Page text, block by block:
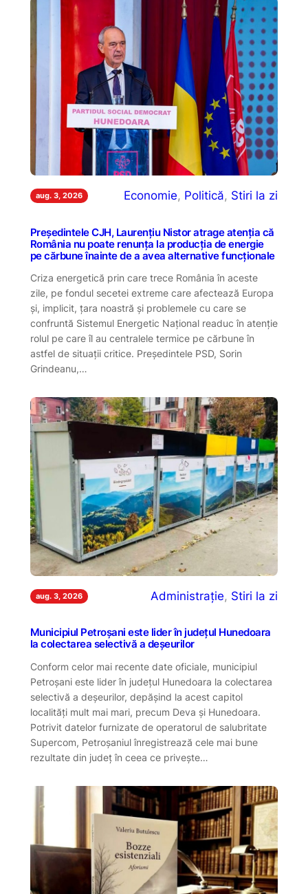
aug. 3, 2026 Economie, Politică, Stiri la zi
Președintele CJH, Laurențiu Nistor atrage atenția că
România nu poate renunța la producția de energie
pe cărbune înainte de a avea alternative funcționale
Criza energetică prin care trece România în aceste
zile, pe fondul secetei extreme care afectează Europa
și, implicit, țara noastră și problemele cu care se
confruntă Sistemul Energetic Național readuc în atenție
rolul pe care îl au centralele termice pe cărbune în
astfel de situații critice. Președintele PSD, Sorin
Grindeanu,…
aug. 3, 2026 Administrație, Stiri la zi
Municipiul Petroșani este lider în județul Hunedoara
la colectarea selectivă a deșeurilor
Conform celor mai recente date oficiale, municipiul
Petroșani este lider în județul Hunedoara la colectarea
selectivă a deșeurilor, depășind la acest capitol
localități mult mai mari, precum Deva și Hunedoara.
Potrivit datelor furnizate de operatorul de salubritate
Supercom, Petroșaniul înregistrează cele mai bune
rezultate din județ în ceea ce privește…